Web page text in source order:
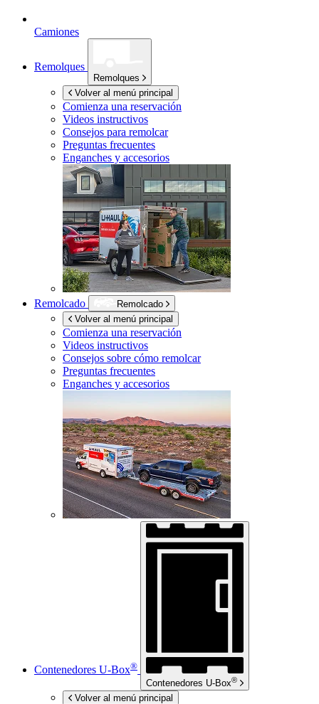
Camiones
Remolques
Remolques
Volver al menú principal
Comienza una reservación
Videos instructivos
Consejos para remolcar
Preguntas frecuentes
Enganches y accesorios
Remolcado
Remolcado
Volver al menú principal
Comienza una reservación
Videos instructivos
Consejos sobre cómo remolcar
Preguntas frecuentes
Enganches y accesorios
Contenedores U-Box®
Contenedores U-Box®
Volver al menú principal